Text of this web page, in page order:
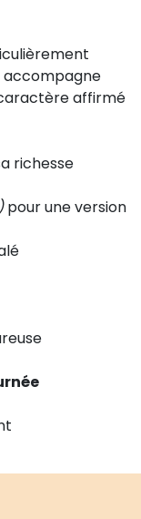
accompagne
affirmé
richesse
pour une version